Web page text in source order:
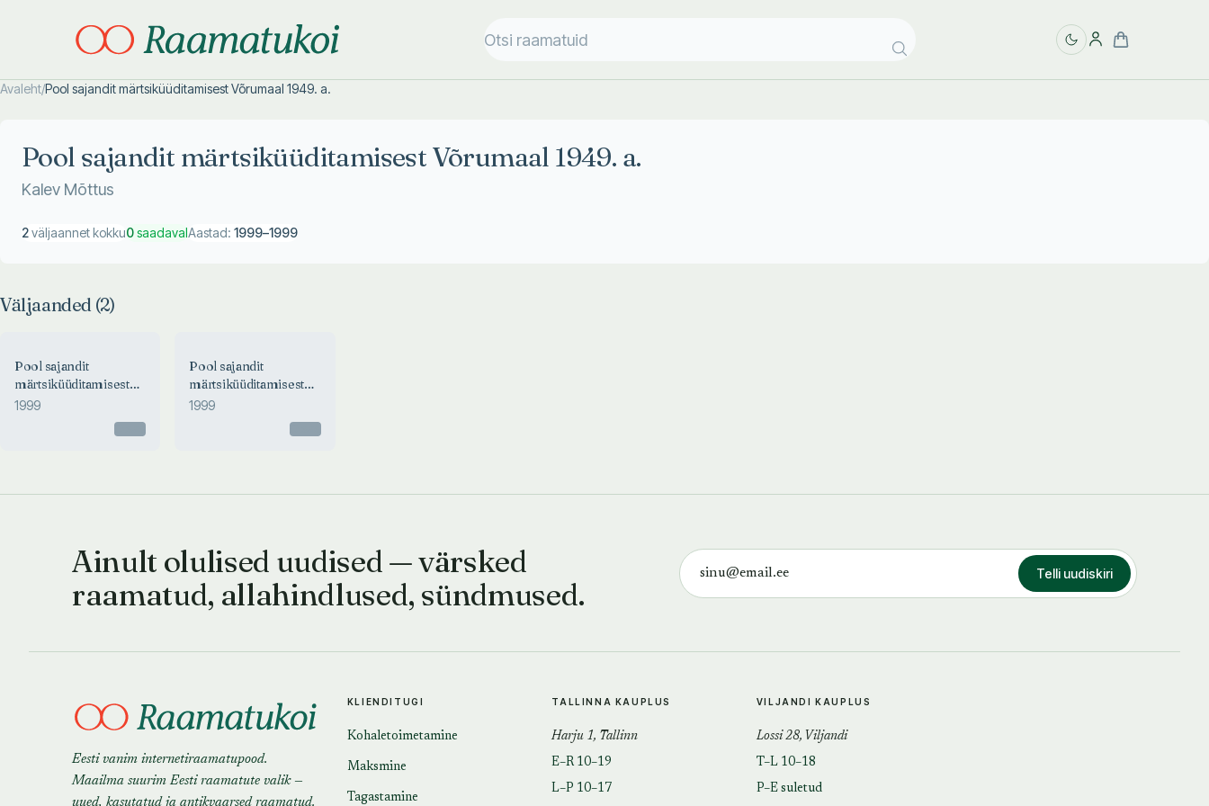
Avaleht/Pool sajandit märtsiküüditamisest Võrumaal 1949. a.
Pool sajandit märtsiküüditamisest Võrumaal 1949. a.
Kalev Mõttus
2väljaannet kokku0saadavalAastad: 1999–1999
Väljaanded (2)
Pool sajandit
märtsiküüditamisest
Võrumaal 1949. a.
1999
Pool sajandit
märtsiküüditamisest
Võrumaal 1949. a.
1999
Ainult olulised uudised — värsked
raamatud, allahindlused, sündmused.
Telli uudiskiri
Eesti vanim internetiraamatupood.
Maailma suurim Eesti raamatute valik —
uued, kasutatud ja antikvaarsed raamatud.
KLIENDITUGI
Kohaletoimetamine
Maksmine
Tagastamine
TALLINNA KAUPLUS
Harju 1, Tallinn
E–R 10–19
L–P 10–17
VILJANDI KAUPLUS
Lossi 28, Viljandi
T–L 10–18
P–E suletud